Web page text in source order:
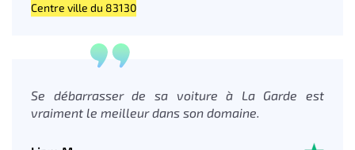
Centre ville du 83130
Se débarrasser de sa voiture à La Garde est
vraiment le meilleur dans son domaine.